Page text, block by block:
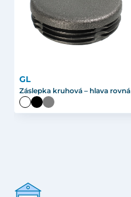
GL
Záslepka kruhová – hlava rovná